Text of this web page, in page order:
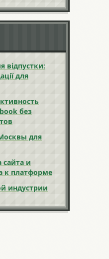
відпустки:
для
без
для
сайта и
к платформе
индустрии